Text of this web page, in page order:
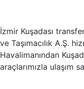
İzmir Kuşadası
ve Taşımacılık A.Ş.
Havalimanından
araçlarımızla ulaşım